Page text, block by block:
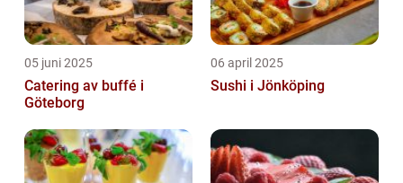
05 juni 2025
Catering av buffé i
Göteborg
06 april 2025
Sushi i Jönköping